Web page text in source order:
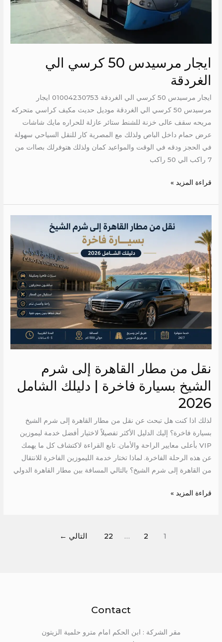
ايجار مرسيدس 50 كرسي الي
الغردقة
ايجار مرسيدس 50 كرسي الي الغردقة 01004230753 ايجار
مرسيدس 50 كرسي الي الغردقة موديل حديث مكيف كراسي متحركه
مريحه سقف عالى خزنة للشنط ستائر عازلة للحراره مايك شاشات
عرض حمام داخل الباص ولذلك مع المصرية كار للنقل السياحي سهولة
في الحجز ودقه في الوقت والمواعيد كمان ولذلك هتوفرلك بصاات من
7 راكب الي 50 راكب
قراءة المزيد »
نقل من مطار القاهرة إلى شرم
الشيخ بسيارة فاخرة | دليلك الشامل
2026
لذلك اذا كنت هل تبحث عن نقل من مطار القاهرة إلى شرم الشيخ
بسيارة فاخرة؟ إليك الدليل الأكثر تفصيلاً لاختيار أفضل خدمة ليموزين
VIP بأعلى معايير الراحة والأمان. تابع القراءة لاكتشاف كل ما يهمك
عن هذه الرحلة الفاخرة. لماذا تختار خدمة الليموزين الفاخرة للانتقال
من القاهرة إلى شرم الشيخ؟ بالتالي المسافة بين مطار القاهرة الدولي
من
مطار
القاهرة
إلى
شرم
الشيخ
فاخرة
دليلك
2026
قراءة المزيد »
1
2
…
22 التالي ←
Contact
مقر الشركة : ابن الحكم امام مترو حلمية الزيتون